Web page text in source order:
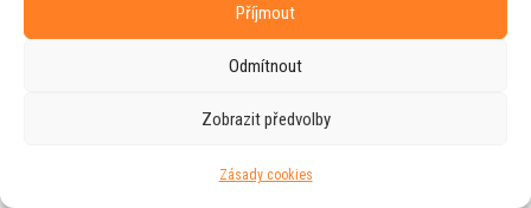
Příjmout
Odmítnout
Zobrazit předvolby
Zásady cookies